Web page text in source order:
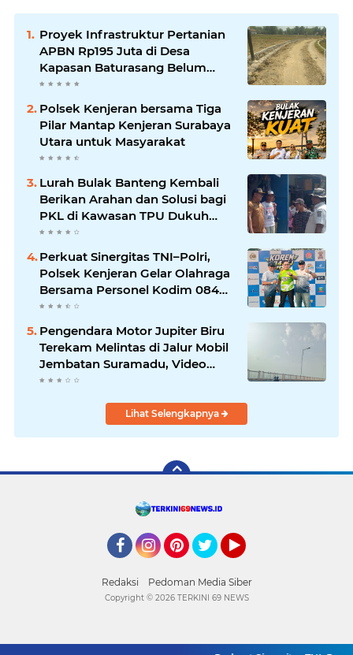
Proyek Infrastruktur Pertanian
APBN Rp195 Juta di Desa
Kapasan Baturasang Belum
Temui Titik Terang, Warga Minta
Pemkab Sampang Bertindak
Polsek Kenjeran bersama Tiga
Pilar Mantap Kenjeran Surabaya
Utara untuk Masyarakat
Lurah Bulak Banteng Kembali
Berikan Arahan dan Solusi bagi
PKL di Kawasan TPU Dukuh
Bulak Banteng Surabaya
Perkuat Sinergitas TNI–Polri,
Polsek Kenjeran Gelar Olahraga
Bersama Personel Kodim 084
Kenjeran
Pengendara Motor Jupiter Biru
Terekam Melintas di Jalur Mobil
Jembatan Suramadu, Video
Viral
Lihat Selengkapnya
Redaksi Pedoman Media Siber
Copyright © 2026 TERKINI 69 NEWS